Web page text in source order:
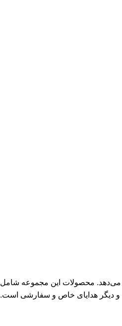
می‌دهد. محصولات این مجموعه شامل
و دیگر هدایای خاص و سفارشی است.